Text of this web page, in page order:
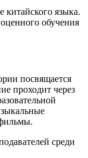
китайского языка.
обучения
посвящается
проходит через
среди